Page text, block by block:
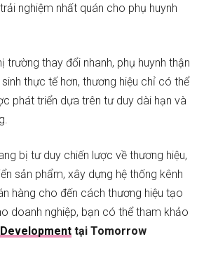
nghiệm nhất quán cho phụ huynh
trường thay đổi nhanh, phụ huynh thận
thực tế hơn, thương hiệu chỉ có thể
phát triển dựa trên tư duy dài hạn và
bị tư duy chiến lược về thương hiệu,
sản phẩm, xây dựng hệ thống kênh
hàng cho đến cách thương hiệu tạo
doanh nghiệp, bạn có thể tham khảo
tại Tomorrow